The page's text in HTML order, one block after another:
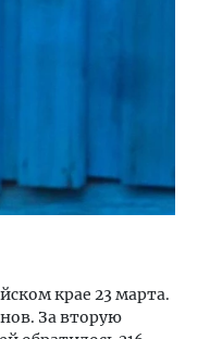
крае 23 марта.
За вторую
стандартом
СТРОИТЕЛЬСТВО